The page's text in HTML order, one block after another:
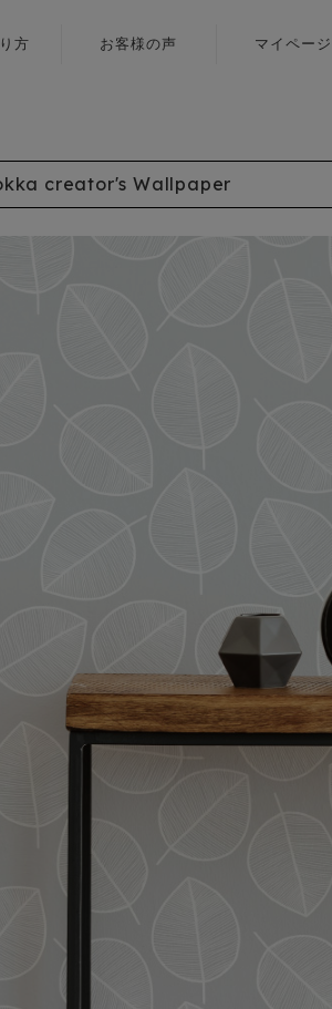
方
ール
お客様の声 マイページ
creator's Wallpaper